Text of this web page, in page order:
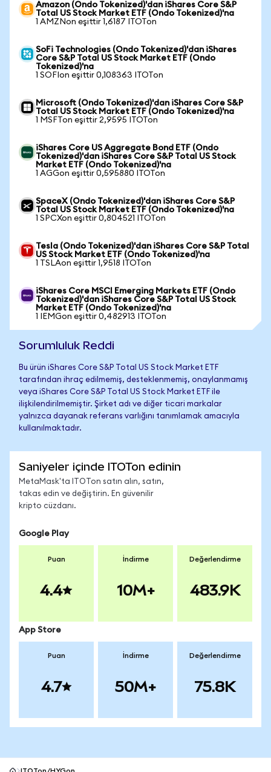
Amazon (Ondo Tokenized)'dan iShares Core S&P
Total US Stock Market ETF (Ondo Tokenized)'na
1 AMZNon eşittir 1,6187 ITOTon
SoFi Technologies (Ondo Tokenized)'dan iShares
Core S&P Total US Stock Market ETF (Ondo
Tokenized)'na
1 SOFIon eşittir 0,108363 ITOTon
Microsoft (Ondo Tokenized)'dan iShares Core S&P
Total US Stock Market ETF (Ondo Tokenized)'na
1 MSFTon eşittir 2,9595 ITOTon
iShares Core US Aggregate Bond ETF (Ondo
Tokenized)'dan iShares Core S&P Total US Stock
Market ETF (Ondo Tokenized)'na
1 AGGon eşittir 0,595880 ITOTon
SpaceX (Ondo Tokenized)'dan iShares Core S&P
Total US Stock Market ETF (Ondo Tokenized)'na
1 SPCXon eşittir 0,804521 ITOTon
Tesla (Ondo Tokenized)'dan iShares Core S&P Total
US Stock Market ETF (Ondo Tokenized)'na
1 TSLAon eşittir 1,9518 ITOTon
iShares Core MSCI Emerging Markets ETF (Ondo
Tokenized)'dan iShares Core S&P Total US Stock
Market ETF (Ondo Tokenized)'na
1 IEMGon eşittir 0,482913 ITOTon
Sorumluluk Reddi
Bu ürün iShares Core S&P Total US Stock Market ETF
tarafından ihraç edilmemiş, desteklenmemiş, onaylanmamış
veya iShares Core S&P Total US Stock Market ETF ile
ilişkilendirilmemiştir. Şirket adı ve diğer ticari markalar
yalnızca dayanak referans varlığını tanımlamak amacıyla
kullanılmaktadır.
Saniyeler içinde ITOTon edinin
MetaMask'ta ITOTon satın alın, satın,
takas edin ve değiştirin. En güvenilir
kripto cüzdanı.
Google Play
Puan
4.4
İndirme
10M+
Değerlendirme
483.9K
App Store
Puan
4.7
İndirme
50M+
Değerlendirme
75.8K